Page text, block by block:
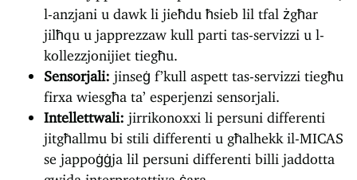
l-anzjani u dawk li jieħdu ħsieb lil tfal żgħar
jilħqu u japprezzaw kull parti tas-servizzi u l-
kollezzjonijiet tiegħu.
Sensorjali: jinseġ f’kull aspett tas-servizzi tiegħu
firxa wiesgħa ta’ esperjenzi sensorjali.
Intellettwali: jirrikonoxxi li persuni differenti
jitgħallmu bi stili differenti u għalhekk il-MICAS
se jappoġġja lil persuni differenti billi jaddotta
gwida interpretattiva ċara.